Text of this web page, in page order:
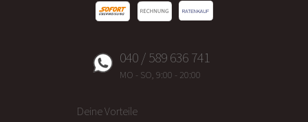
040 / 589 636 741
MO - SO, 9:00 - 20:00
Deine Vorteile